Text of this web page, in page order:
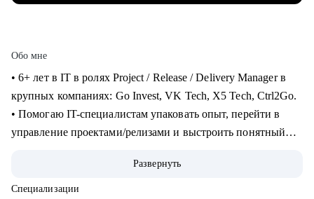
Обо мне
• 6+ лет в IT в ролях Project / Release / Delivery Manager в
крупных компаниях: Go Invest, VK Tech, X5 Tech, Ctrl2Go.
• Помогаю IT-специалистам упаковать опыт, перейти в
управление проектами/релизами и выстроить понятный
• Обучение и сертификаты:
• 2024 — ITSM. Основы управления ИТ-услугами
Развернуть
Специализации